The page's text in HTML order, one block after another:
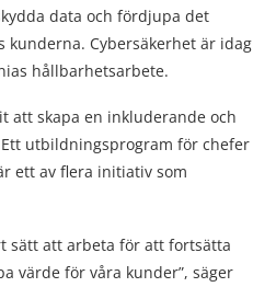
data och fördjupa det
kunderna. Cybersäkerhet är idag
hållbarhetsarbete.
att skapa en inkluderande och
utbildningsprogram för chefer
ett av flera initiativ som
sätt att arbeta för att fortsätta
värde för våra kunder”, säger